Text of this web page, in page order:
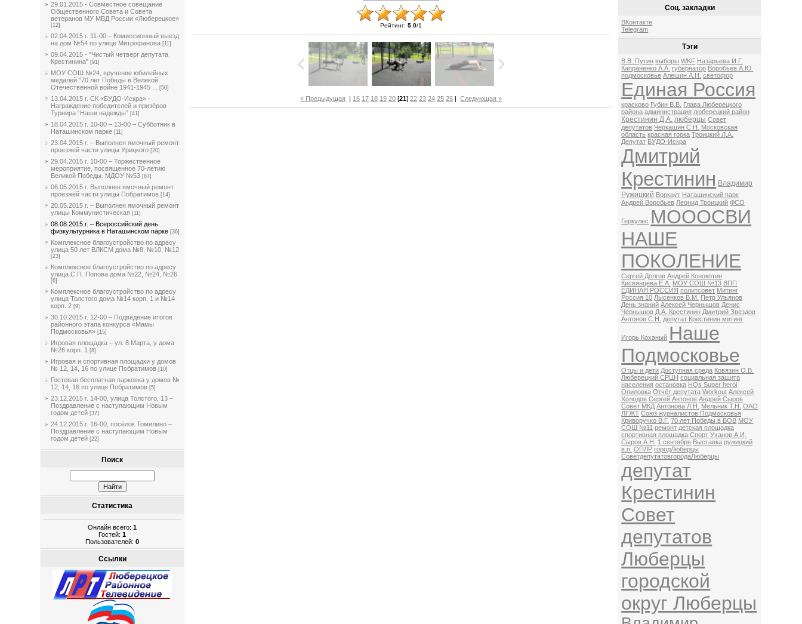
29.01.2015 - Совместное совещание
Общественного Совета и Совета
ветеранов МУ МВД России «Люберецкое»
[12]
02.04.2015 г. 11-00 – Комиссионный выезд
на дом №54 по улице Митрофанова [11]
09.04.2015 - "Чистый четверг депутата
Крестинина" [91]
МОУ СОШ №24, вручение юбилейных
медалей "70 лет Победы в Великой
Отечественной войне 1941-1945 ...
[50]
13.04.2015 г. СК «БУДО-Искра» -
Награждение победителей и призёров
Турнира “Наши надежды” [41]
18.04.2015 г. 10-00 – 13-00 – Субботник в
Наташинском парке [11]
23.04.2015 г. – Выполнен ямочный ремонт
проезжей части улицы Урицкого [20]
29.04.2015 г. 10-00 – Торжественное
мероприятие, посвященное 70-летию
Великой Победы. МДОУ №53 [67]
06.05.2015 г. Выполнен ямочный ремонт
проезжей части улицы Побратимов [14]
20.05.2015 г. – Выполнен ямочный ремонт
улицы Коммунистическая [11]
08.08.2015 г. – Всероссийский день
физкультурника в Наташинском парке [36]
Комплексное благоустройство по адресу
улица 50 лет ВЛКСМ дома №8, №10, №12
[23]
Комплексное благоустройство по адресу
улица С.П. Попова дома №22, №24, №26
[6]
Комплексное благоустройство по адресу
улица Толстого дома №14 корп. 1 и №14
корп. 2 [9]
30.10.2015 г. 12-00 – Подведение итогов
районного этапа конкурса «Мамы
Подмосковья» [15]
Игровая площадка – ул. 8 Марта, у дома
№26 корп. 1 [8]
Игровая и спортивная площадки у домов
№ 12, 14, 16 по улице Побратимов [10]
Гостевая бесплатная парковка у домов №
12, 14, 16 по улице Побратимов [5]
23.12.2015 г. 14-00, улица Толстого, 13 –
Поздравление с наступающим Новым
годом детей [37]
24.12.2015 г. 16-00, посёлок Томилино –
Поздравление с наступающим Новым
годом детей [22]
Поиск
Статистика
Онлайн всего:1
Гостей:1
Пользователей:0
Ссылки
Рейтинг: 5.0/1
« Предыдущая | 16 17 18 19 20 [21]22 23 24 25 26 |Следующая »
Соц. закладки
ВКонтакте
Telegram
Тэги
В.В. Путин выборы WKF Назарьева И.Г.
Капраненко А.А. губернатор Воробьев А.Ю.
подмосковье Алешин А.Н. светофор
Единая Россия
красково Губин В.В. Глава Люберецкого
района администрация люберецкий район
Крестинин Д.А. люберцы Совет
депутатов Черкашин С.Н.
Московская
область красная горка Троицкий Л.А.
Депутат БУДО-Искра
Дмитрий
Крестинин Владимир
Ружицкий Воркаут Наташинский парк
Андрей Воробьев Леонид Троицкий ФСО
Геркулес МОООСВИ
НАШЕ
ПОКОЛЕНИЕ
Сергей Долгов Андрей Конокотин
Кисвянцева Е.А. МОУ СОШ №13 ВПП
ЕДИНАЯ РОССИЯ политсовет Митинг
Россия 10 Лысенков В.М. Петр Ульянов
День знаний Алексей Чернышов Денис
Чернышов Д.А. Крестинин Дмитрий Звездов
Антонов С.Н.
депутат Крестинин митинг
Игорь Коханый Наше
Подмосковье
Отцы и дети Доступная среда Ковязин О.В.
Люберецкий СРЦН социальная защита
населения остановка HQs Super herói
Опиловка Отчёт депутата Workout Алексей
Холодов Сергей Антонов Андрей Сыров
Совет МКД Антонова Л.Н. Мельник Т.Н.
ОАО
ЛГЖТ Союз журналистов Подмосковья
Криворучко В.Г. 70 лет Победы в ВОВ МОУ
СОШ №11 ремонт детская площадка
спортивная площадка Спорт Уханов А.И.
Сыров А.Н.
1 сентября Выставка ружицкий
в.п.
ОПЛР городЛюберцы
СоветдепутатовгородаЛюберцы
депутат
Крестинин
Совет
депутатов
Люберцы
городской
округ Люберцы